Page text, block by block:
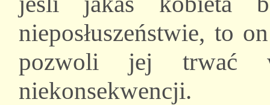
nieposłuszeństwie, to
pozwoli jej trwać
niekonsekwencji.